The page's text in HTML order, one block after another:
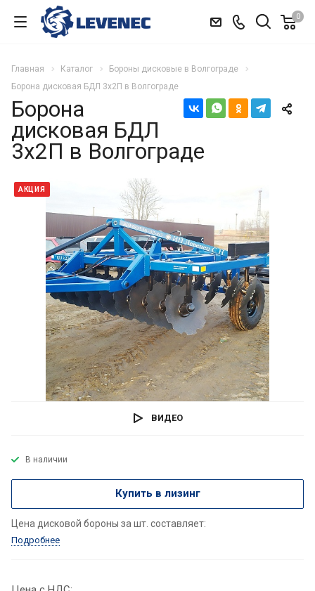
0
Главная Каталог
Бороны дисковые в Волгограде
Борона дисковая БДЛ 3х2П в Волгограде
Борона
дисковая БДЛ
3х2П в Волгограде
АКЦИЯ
ВИДЕО
В наличии
Купить в лизинг
Цена дисковой бороны за шт. составляет:
Подробнее